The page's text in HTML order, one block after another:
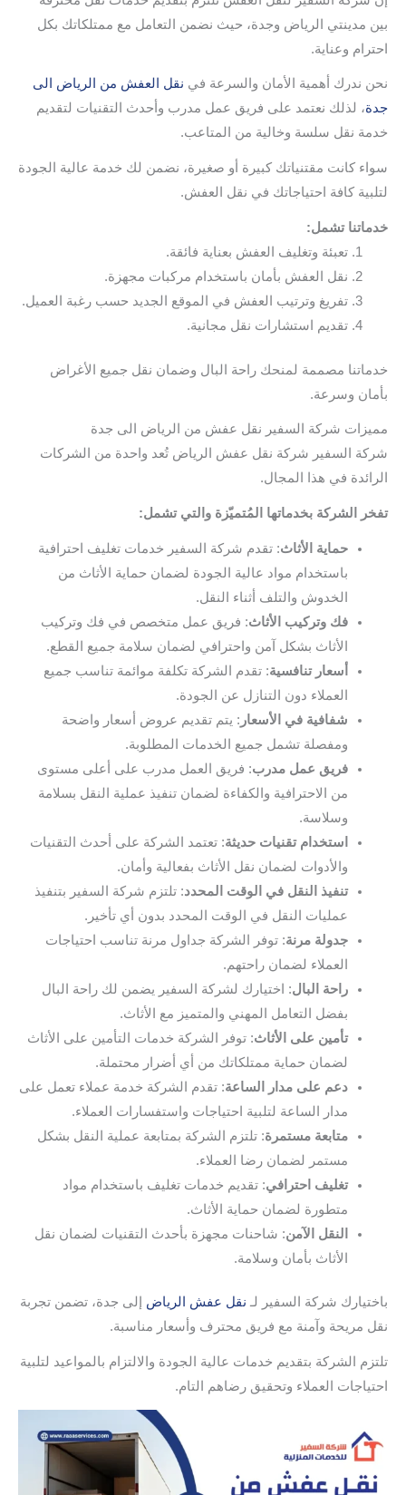
بين مدينتي الرياض وجدة، حيث نضمن التعامل مع ممتلكاتك بكل
احترام وعناية.
نحن ندرك أهمية الأمان والسرعة في نقل العفش من الرياض الى
جدة، لذلك نعتمد على فريق عمل مدرب وأحدث التقنيات لتقديم
خدمة نقل سلسة وخالية من المتاعب.
سواء كانت مقتنياتك كبيرة أو صغيرة، نضمن لك خدمة عالية الجودة
لتلبية كافة احتياجاتك في نقل العفش.
خدماتنا تشمل:
تعبئة وتغليف العفش بعناية فائقة.
نقل العفش بأمان باستخدام مركبات مجهزة.
تفريغ وترتيب العفش في الموقع الجديد حسب رغبة العميل.
تقديم استشارات نقل مجانية.
خدماتنا مصممة لمنحك راحة البال وضمان نقل جميع الأغراض
بأمان وسرعة.
مميزات شركة السفير نقل عفش من الرياض الى جدة
شركة السفير شركة نقل عفش الرياض تُعد واحدة من الشركات
الرائدة في هذا المجال.
تفخر الشركة بخدماتها المُتميّزة والتي تشمل:
حماية الأثاث: تقدم شركة السفير خدمات تغليف احترافية
باستخدام مواد عالية الجودة لضمان حماية الأثاث من
الخدوش والتلف أثناء النقل.
فك وتركيب الأثاث: فريق عمل متخصص في فك وتركيب
الأثاث بشكل آمن واحترافي لضمان سلامة جميع القطع.
أسعار تنافسية: تقدم الشركة تكلفة موائمة تناسب جميع
العملاء دون التنازل عن الجودة.
شفافية في الأسعار : يتم تقديم عروض أسعار واضحة
ومفصلة تشمل جميع الخدمات المطلوبة.
فريق عمل مدرب: فريق العمل مدرب على أعلى مستوى
من الاحترافية والكفاءة لضمان تنفيذ عملية النقل بسلامة
وسلاسة.
استخدام تقنيات حديثة: تعتمد الشركة على أحدث التقنيات
والأدوات لضمان نقل الأثاث بفعالية وأمان.
تنفيذ النقل في الوقت المحدد: تلتزم شركة السفير بتنفيذ
عمليات النقل في الوقت المحدد بدون أي تأخير.
جدولة مرنة: توفر الشركة جداول مرنة تناسب احتياجات
العملاء لضمان راحتهم.
راحة البال: اختيارك لشركة السفير يضمن لك راحة البال
بفضل التعامل المهني والمتميز مع الأثاث.
تأمين على الأثاث: توفر الشركة خدمات التأمين على الأثاث
لضمان حماية ممتلكاتك من أي أضرار محتملة.
دعم على مدار الساعة: تقدم الشركة خدمة عملاء تعمل على
مدار الساعة لتلبية احتياجات واستفسارات العملاء.
متابعة مستمرة: تلتزم الشركة بمتابعة عملية النقل بشكل
مستمر لضمان رضا العملاء.
تغليف احترافي: تقديم خدمات تغليف باستخدام مواد
متطورة لضمان حماية الأثاث.
النقل الآمن: شاحنات مجهزة بأحدث التقنيات لضمان نقل
الأثاث بأمان وسلامة.
باختيارك شركة السفير لـ نقل عفش الرياض إلى جدة، تضمن تجربة
نقل مريحة وآمنة مع فريق محترف وأسعار مناسبة.
تلتزم الشركة بتقديم خدمات عالية الجودة والالتزام بالمواعيد لتلبية
احتياجات العملاء وتحقيق رضاهم التام.